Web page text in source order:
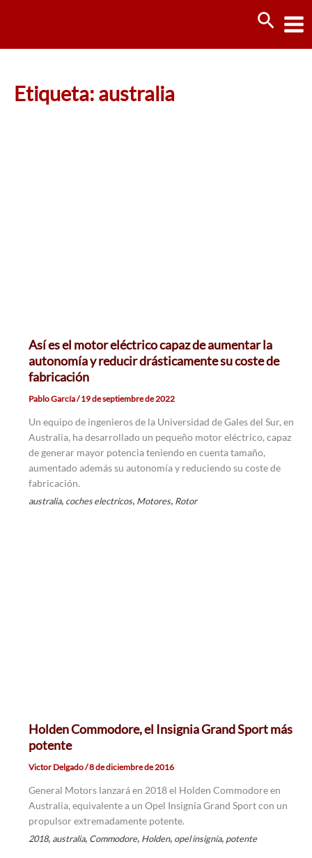
Etiqueta: australia
Así es el motor eléctrico capaz de aumentar la
autonomía y reducir drásticamente su coste de
fabricación
Pablo García/19 de septiembre de 2022
Un equipo de ingenieros de la Universidad de Gales del Sur, en
Australia, ha desarrollado un pequeño motor eléctrico, capaz
de generar mayor potencia teniendo en cuenta tamaño,
aumentado además su autonomía y reduciendo su coste de
fabricación.
australia, coches electricos, Motores, Rotor
Holden Commodore, el Insignia Grand Sport más
potente
Victor Delgado/8 de diciembre de 2016
General Motors lanzará en 2018 el Holden Commodore en
Australia, equivalente a un Opel Insignia Grand Sport con un
propulsor extremadamente potente.
2018, australia, Commodore, Holden, opel insignia, potente